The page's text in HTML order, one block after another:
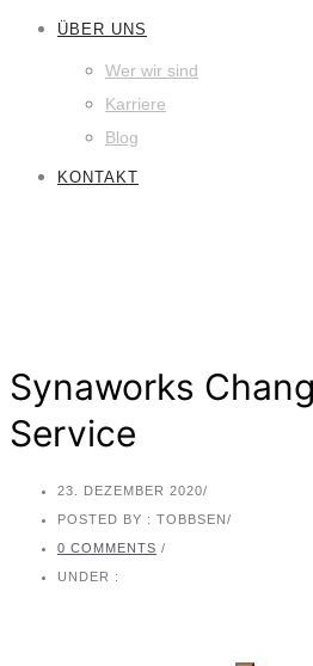
ÜBER UNS
Wer wir sind
Karriere
Blog
KONTAKT
Synaworks
Service
23. DEZEMBER 2020/
POSTED BY : TOBBSEN/
0 COMMENTS /
UNDER :